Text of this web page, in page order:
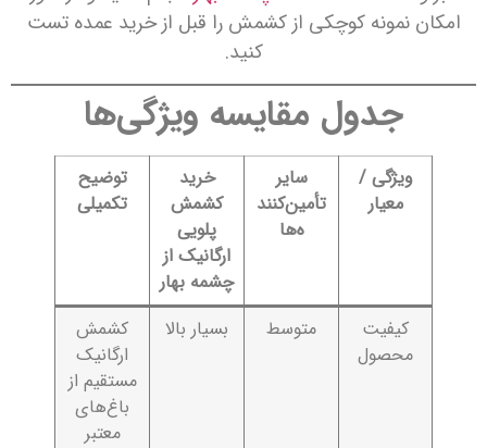
امکان نمونه کوچکی از کشمش را قبل از خرید عمده تست
کنید.
جدول مقایسه ویژگی‌ها
ویژگی /
معیار
سایر
تأمین‌کنند
ه‌ها
خرید
کشمش
پلویی
ارگانیک از
چشمه بهار
توضیح
تکمیلی
کیفیت
محصول
متوسط بسیار بالا
کشمش
ارگانیک
مستقیم از
باغ‌های
معتبر